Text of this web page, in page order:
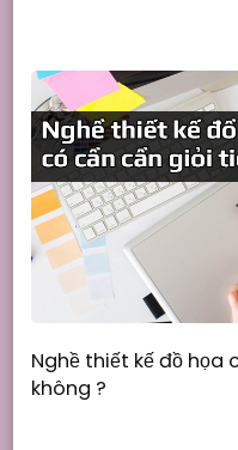
Nghề thiết kế đồ họa
không ?